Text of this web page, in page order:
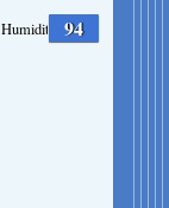
Humidité 94